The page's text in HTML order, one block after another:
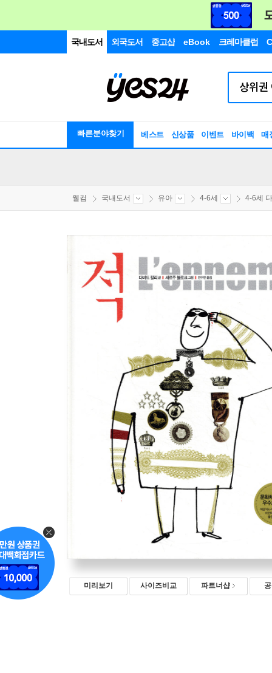
국내도서 외국도서 중고샵 eBook 크레마클럽
빠른분야찾기 베스트 신상품 이벤트 바이백 매
웰컴 국내도서 유아 4-6세 4-6세
미리보기 사이즈비교 파트너샵